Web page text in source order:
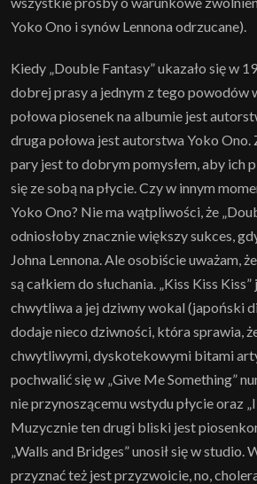
Yoko Ono i synów Lennona odrzucane).
Kiedy „Double Fantasy” ukazało się w
dobrej prasy a jednym z tego powodów
połowa piosenek na albumie jest
druga połowa jest autorstwa Yoko Ono.
pary jest to dobrym pomysłem, aby ich
się ze sobą na płycie. Czy w innym
Yoko Ono? Nie ma wątpliwości, że
odniosłoby znacznie większy sukces,
Johna Lennona. Ale osobiście uważam,
są całkiem do słuchania. „Kiss Kiss
chwytliwa a jej dziwny wokal (japoński
dodaje nieco dziwności, która sprawia,
chwytliwymi, dyskotekowymi bitami
pochwalić się w „Give Me Something”
nie przynoszącemu wstydu płycie oraz
Muzycznie ten drugi bliski jest
„Walls and Bridges” unosił się w studio.
przyznać też jest przyzwoicie, no,